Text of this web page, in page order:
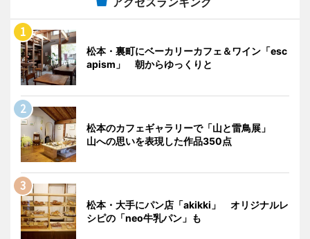
松本・裏町にベーカリーカフェ＆ワイン「esc
apism」 朝からゆっくりと
松本のカフェギャラリーで「山と雷鳥展」
山への思いを表現した作品350点
松本・大手にパン店「akikki」 オリジナルレ
シピの「neo牛乳パン」も